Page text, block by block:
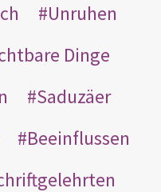
Unruhen
Dinge
Saduzäer
Beeinflussen